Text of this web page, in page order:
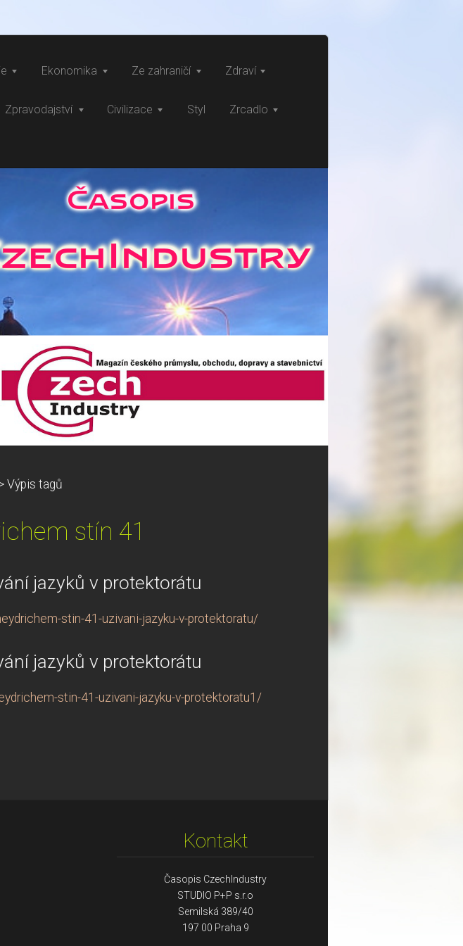
Ekonomika Ze zahraničí Zdraví
Zpravodajství Civilizace Styl Zrcadlo
Výpis tagů
stín 41
jazyků v protektorátu
stin-41-uzivani-jazyku-v-protektoratu/
jazyků v protektorátu
stin-41-uzivani-jazyku-v-protektoratu1/
Kontakt
Časopis CzechIndustry
STUDIO P+P s.r.o
Semilská 389/40
197 00 Praha 9